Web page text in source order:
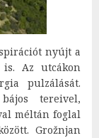
nyújt a
is. Az utcákon
pulzálását.
tereivel,
méltán foglal
Grožnjan